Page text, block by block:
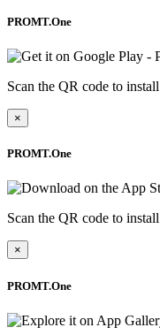
PROMT.One
Scan the QR code to
×
PROMT.One
Scan the QR code to
×
PROMT.One